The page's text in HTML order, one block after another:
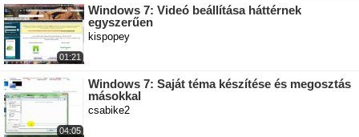
01:21
Windows 7: Videó beállítása háttérnek
egyszerűen
kispopey
04:05
Windows 7: Saját téma készítése és megosztás
másokkal
csabike2